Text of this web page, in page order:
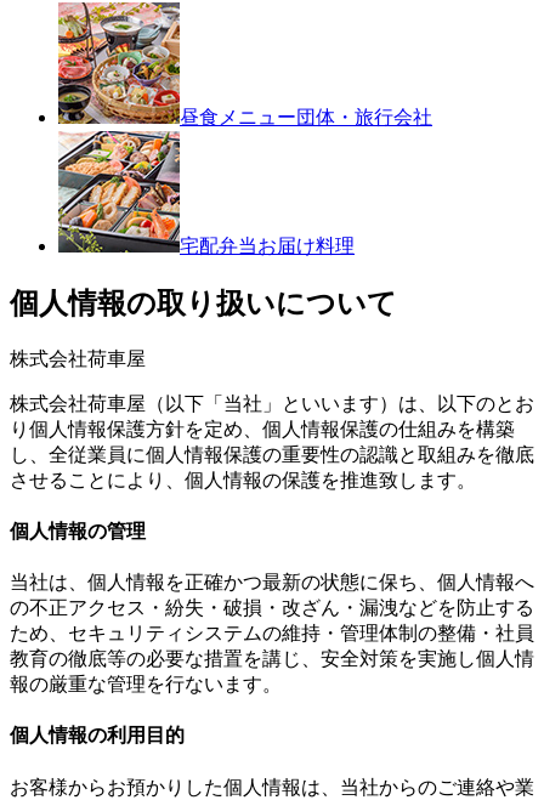
昼食メニュー団体・旅行会社
宅配弁当お届け料理
個人情報の取り扱いについて
株式会社荷車屋
株式会社荷車屋（以下「当社」といいます）は、以下のとお
り個人情報保護方針を定め、個人情報保護の仕組みを構築
し、全従業員に個人情報保護の重要性の認識と取組みを徹底
させることにより、個人情報の保護を推進致します。
個人情報の管理
当社は、個人情報を正確かつ最新の状態に保ち、個人情報へ
の不正アクセス・紛失・破損・改ざん・漏洩などを防止する
ため、セキュリティシステムの維持・管理体制の整備・社員
教育の徹底等の必要な措置を講じ、安全対策を実施し個人情
報の厳重な管理を行ないます。
個人情報の利用目的
お客様からお預かりした個人情報は、当社からのご連絡や業